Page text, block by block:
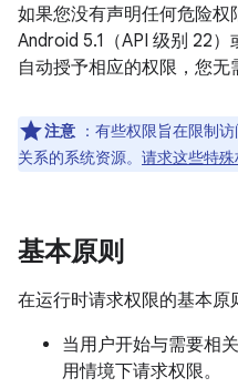
如果您没有声明任何危险
Android 5.1（API 级别 22
自动授予相应的权限，您无
注意 ：有些权限旨在限制
关系的系统资源。 请求这些特
基本原则
在运行时请求权限的基本原
当用户开始与需要相
用情境下请求权限。